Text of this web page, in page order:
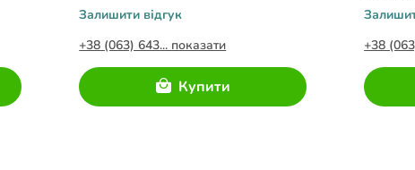
Залишити відгук
+38 (063) 643... показати
Купити
+38